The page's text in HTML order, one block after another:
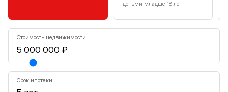
детьми младше 18 лет
Стоимость недвижимости
Срок ипотеки